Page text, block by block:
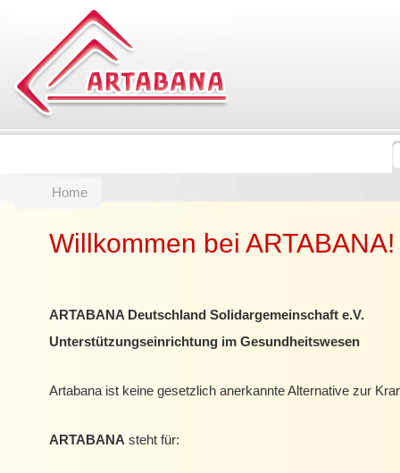
Home
Willkommen bei ARTABANA!
ARTABANA Deutschland Solidargemeinschaft e.V.
Unterstützungseinrichtung im Gesundheitswesen
Artabana ist keine gesetzlich anerkannte Alternative zur
ARTABANA steht für: